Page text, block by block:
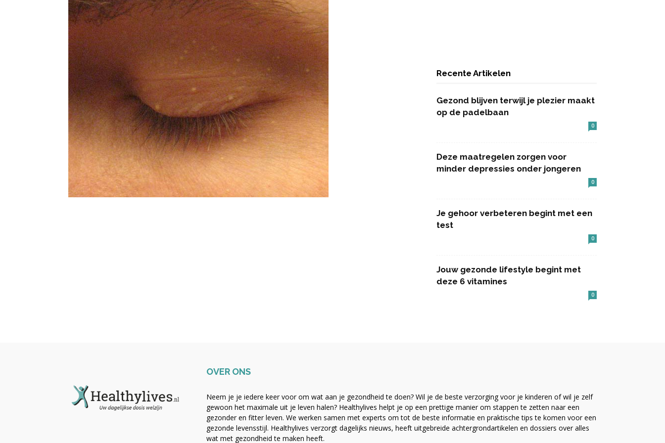
Recente Artikelen
Gezond blijven terwijl je plezier maakt
op de padelbaan
0
Deze maatregelen zorgen voor
minder depressies onder jongeren
0
Je gehoor verbeteren begint met een
test
0
Jouw gezonde lifestyle begint met
deze 6 vitamines
0
OVER ONS
Neem je je iedere keer voor om wat aan je gezondheid te doen? Wil je de beste verzorging voor je kinderen of wil je zelf
gewoon het maximale uit je leven halen? Healthylives helpt je op een prettige manier om stappen te zetten naar een
gezonder en fitter leven. We werken samen met experts om tot de beste informatie en praktische tips te komen voor een
gezonde levensstijl. Healthylives verzorgt dagelijks nieuws, heeft uitgebreide achtergrondartikelen en dossiers over alles
wat met gezondheid te maken heeft.